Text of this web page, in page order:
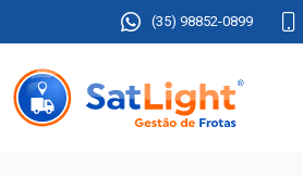
(35) 98852-0899